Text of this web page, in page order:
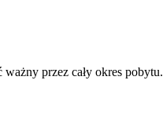
przez cały okres pobytu.